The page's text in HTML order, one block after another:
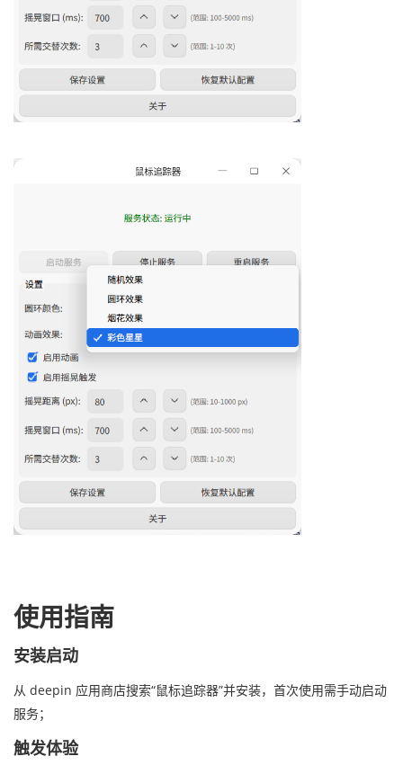
使用指南
安装启动
从 deepin 应用商店搜索“鼠标追踪器”并安装，首次使用需手动启动
服务；
触发体验